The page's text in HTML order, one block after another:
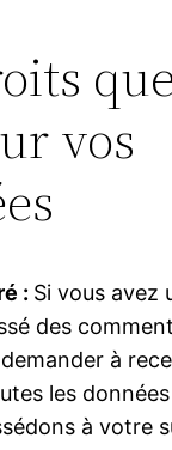
vos
: Si vous avez
des
à
les
à votre